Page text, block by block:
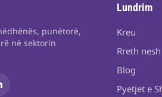
punëtorë,
në sektorin
Lundrim
Kreu
Rreth nesh
Blog
Pyetjet e